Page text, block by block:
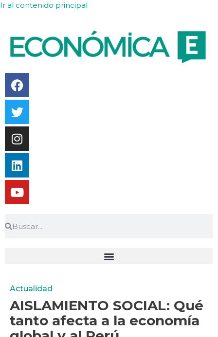
Ir al contenido principal
Actualidad
AISLAMIENTO SOCIAL: Qué
tanto afecta a la economía